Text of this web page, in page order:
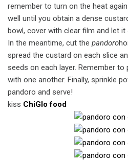
remember to turn on the heat
well until you obtain a dense
bowl, cover with clear film and let it
In the meantime, cut the pandoro
spread the custard on each slice
seeds on each layer. Remember
with one another. Finally, sprinkle
pandoro and serve!
kiss ChiGlo food